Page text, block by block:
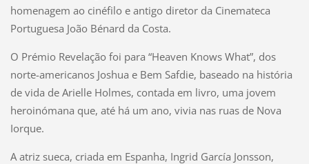
homenagem ao cinéfilo e antigo diretor da Cinemateca
Portuguesa João Bénard da Costa.
O Prémio Revelação foi para “Heaven Knows What”, dos
norte-americanos Joshua e Bem Safdie, baseado na história
de vida de Arielle Holmes, contada em livro, uma jovem
heroinómana que, até há um ano, vivia nas ruas de Nova
Iorque.
A atriz sueca, criada em Espanha, Ingrid García Jonsson,